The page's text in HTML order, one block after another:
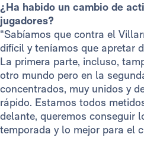
¿Ha habido un cambio de
jugadores?
“Sabíamos que contra el
difícil y teníamos que apretar
La primera parte, incluso,
otro mundo pero en la
concentrados, muy unidos y
rápido. Estamos todos
delante, queremos conseguir
temporada y lo mejor para el